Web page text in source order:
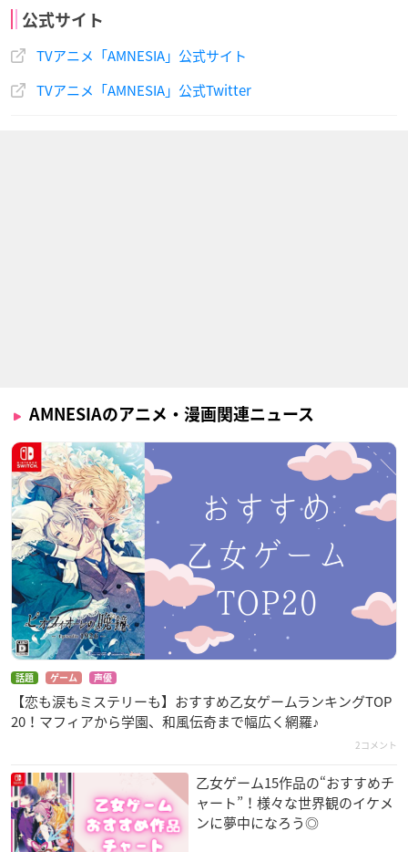
公式サイト
TVアニメ「AMNESIA」公式サイト
TVアニメ「AMNESIA」公式Twitter
AMNESIAのアニメ・漫画関連ニュース
話題 ゲーム 声優
【恋も涙もミステリーも】おすすめ乙女ゲームランキングTOP
20！マフィアから学園、和風伝奇まで幅広く網羅♪
2コメント
乙女ゲーム15作品の“おすすめチ
ャート”！様々な世界観のイケメ
ンに夢中になろう◎